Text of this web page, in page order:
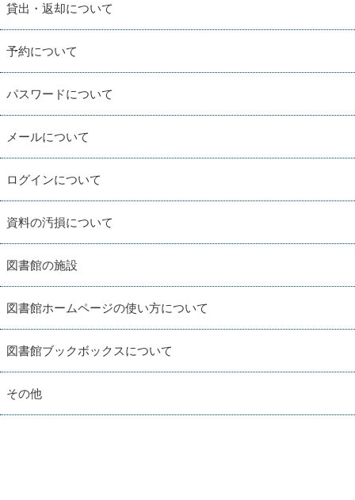
貸出・返却について
予約について
パスワードについて
メールについて
ログインについて
資料の汚損について
図書館の施設
図書館ホームページの使い方について
図書館ブックボックスについて
その他